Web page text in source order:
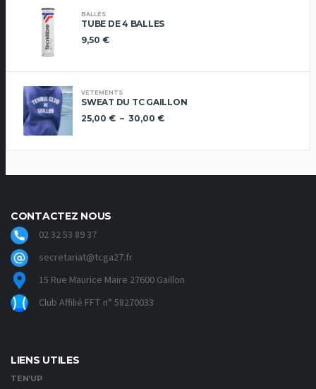
BALLES
TUBE DE 4 BALLES
9,50 €
VETEMENTS
SWEAT DU TC GAILLON
25,00 € – 30,00 €Plage
CONTACTEZ NOUS
02 32 53 89 37
secretariat@tcga27.fr
15 Rue Maurice Maire 27600 Gaillon
Club Affilié FFT n° 58270033
LIENS UTILES
TEN’UP